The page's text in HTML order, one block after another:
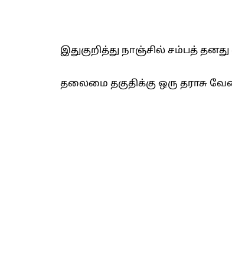
இதுகுறித்து நாஞ்சில் சம்பத்
தலைமை தகுதிக்கு ஒரு தராசு